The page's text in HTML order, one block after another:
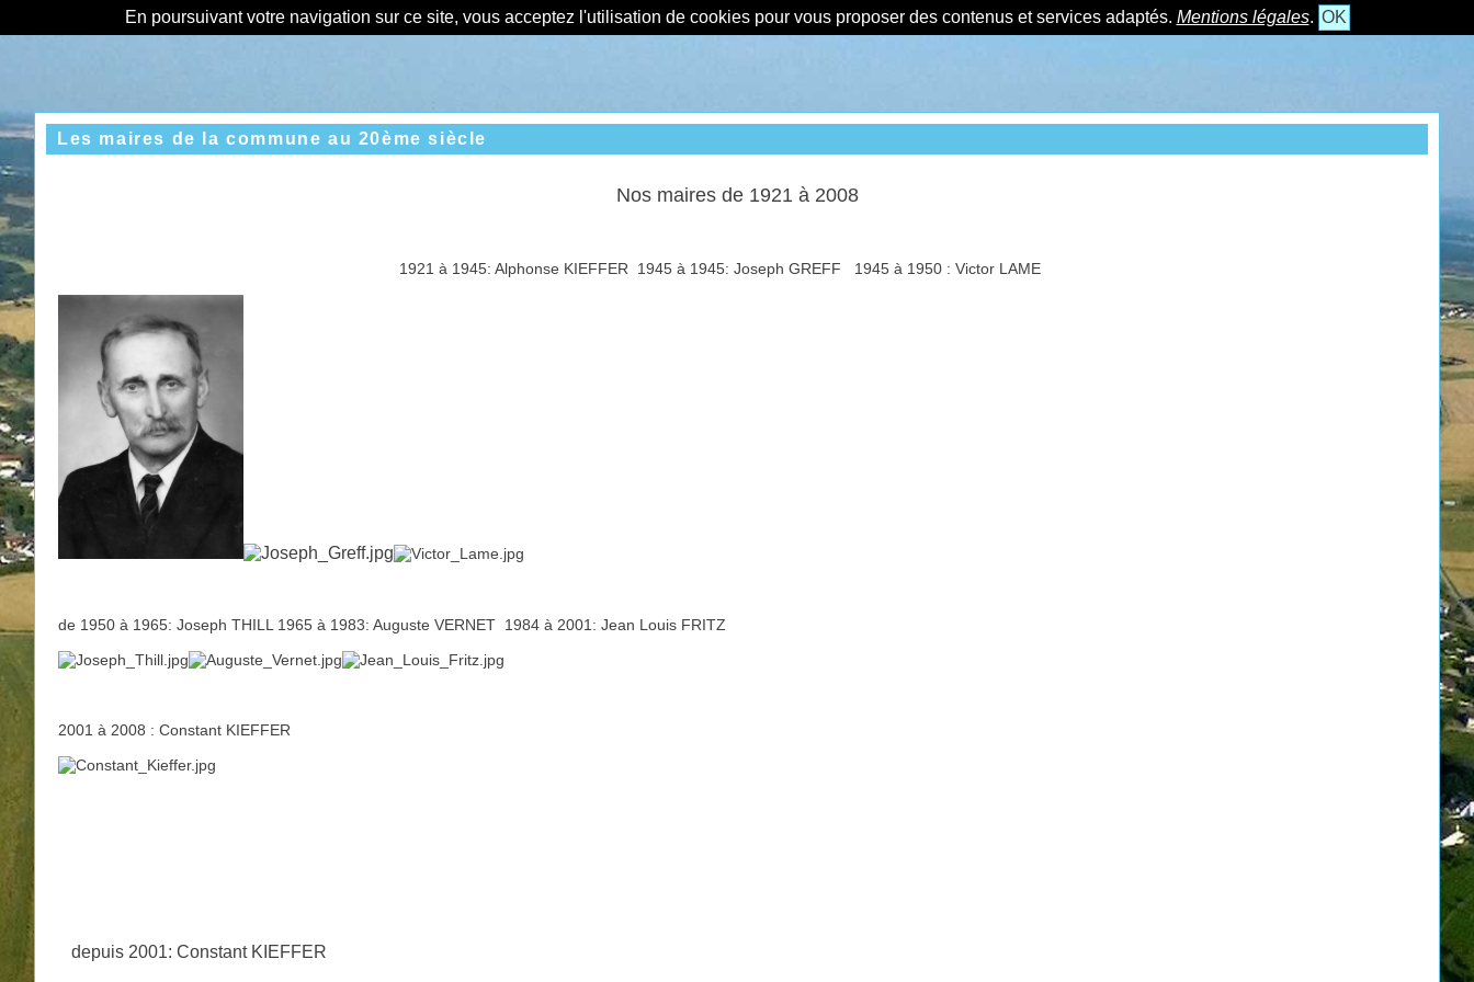
En poursuivant votre navigation sur ce site, vous acceptez l'utilisation de cookies pour vous proposer des contenus et services adaptés. Mentions légales. OK
Les maires de la commune au 20ème siècle
Nos maires de 1921 à 2008
1921 à 1945: Alphonse KIEFFER 1945 à 1945: Joseph GREFF 1945 à 1950 : Victor LAME
de 1950 à 1965: Joseph THILL 1965 à 1983: Auguste VERNET 1984 à 2001: Jean Louis FRITZ
2001 à 2008 : Constant KIEFFER
depuis 2001: Constant KIEFFER